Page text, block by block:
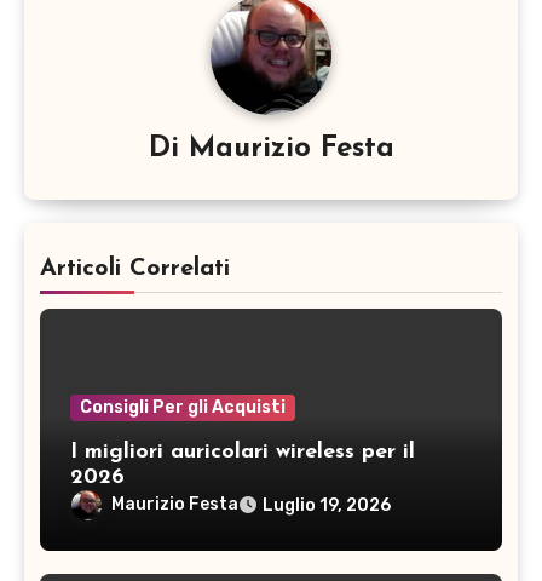
Di Maurizio Festa
Articoli Correlati
Consigli Per gli Acquisti
I migliori auricolari wireless per il
2026
Maurizio Festa Luglio 19, 2026